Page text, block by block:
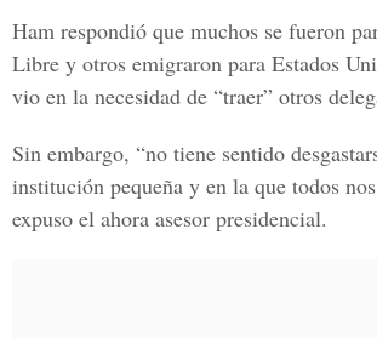
Ham respondió que muchos se fueron
Libre y otros emigraron para Estados
vio en la necesidad de “traer” otros
Sin embargo, “no tiene sentido
institución pequeña y en la que todos
expuso el ahora asesor presidencial.